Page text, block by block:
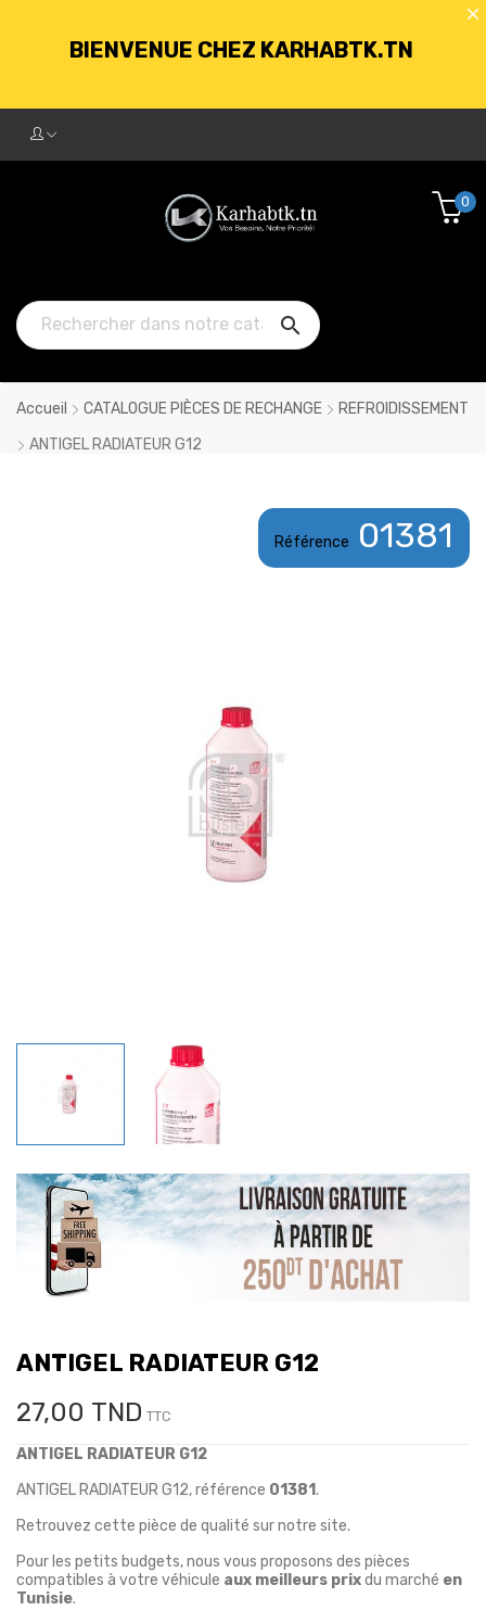
BIENVENUE CHEZ KARHABTK.TN
250DT D'ACHATS

0
Accueil CATALOGUE PIÈCES DE RECHANGE
REFROIDISSEMENT
ANTIGEL RADIATEUR G12
Référence 01381
ANTIGEL RADIATEUR G12
27,00 TND TTC
ANTIGEL RADIATEUR G12
ANTIGEL RADIATEUR G12, référence 01381.
Retrouvez cette pièce de qualité sur notre site.
Pour les petits budgets, nous vous proposons des pièces
compatibles à votre véhicule aux meilleurs prixdu marché en
Tunisie.